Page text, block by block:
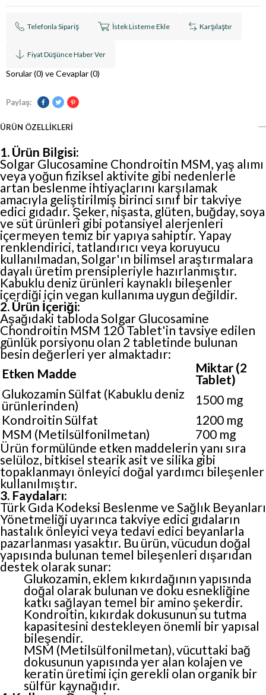
Telefonla Sipariş İstek Listeme Ekle Karşılaştır
Fiyat Düşünce Haber Ver
Sorular (0) ve Cevaplar (0)
Paylaş:
ÜRÜN ÖZELLIKLERI
1. Ürün Bilgisi:
Solgar Glucosamine Chondroitin MSM, yaş alımı
veya yoğun fiziksel aktivite gibi nedenlerle
artan beslenme ihtiyaçlarını karşılamak
amacıyla geliştirilmiş birinci sınıf bir takviye
edici gıdadır. Şeker, nişasta, glüten, buğday, soya
ve süt ürünleri gibi potansiyel alerjenleri
içermeyen temiz bir yapıya sahiptir. Yapay
renklendirici, tatlandırıcı veya koruyucu
kullanılmadan, Solgar'ın bilimsel araştırmalara
dayalı üretim prensipleriyle hazırlanmıştır.
Kabuklu deniz ürünleri kaynaklı bileşenler
içerdiği için vegan kullanıma uygun değildir.
2. Ürün İçeriği:
Aşağıdaki tabloda Solgar Glucosamine
Chondroitin MSM 120 Tablet'in tavsiye edilen
günlük porsiyonu olan 2 tabletinde bulunan
besin değerleri yer almaktadır:
Etken Madde
Miktar (2
Tablet)
Glukozamin Sülfat (Kabuklu deniz
ürünlerinden)
1500 mg
Kondroitin Sülfat
1200 mg
MSM (Metilsülfonilmetan)
700 mg
Ürün formülünde etken maddelerin yanı sıra
selüloz, bitkisel stearik asit ve silika gibi
topaklanmayı önleyici doğal yardımcı bileşenler
kullanılmıştır.
3. Faydaları:
Türk Gıda Kodeksi Beslenme ve Sağlık Beyanları
Yönetmeliği uyarınca takviye edici gıdaların
hastalık önleyici veya tedavi edici beyanlarla
pazarlanması yasaktır. Bu ürün, vücudun doğal
yapısında bulunan temel bileşenleri dışarıdan
destek olarak sunar:
Glukozamin, eklem kıkırdağının yapısında
doğal olarak bulunan ve doku esnekliğine
katkı sağlayan temel bir amino şekerdir.
Kondroitin, kıkırdak dokusunun su tutma
kapasitesini destekleyen önemli bir yapısal
bileşendir.
MSM (Metilsülfonilmetan), vücuttaki bağ
dokusunun yapısında yer alan kolajen ve
keratin üretimi için gerekli olan organik bir
sülfür kaynağıdır.